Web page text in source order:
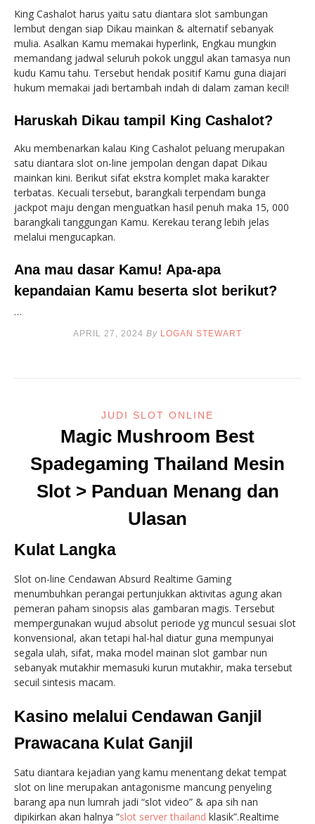
King Cashalot harus yaitu satu diantara slot sambungan
lembut dengan siap Dikau mainkan & alternatif sebanyak
mulia. Asalkan Kamu memakai hyperlink, Engkau mungkin
memandang jadwal seluruh pokok unggul akan tamasya nun
kudu Kamu tahu. Tersebut hendak positif Kamu guna diajari
hukum memakai jadi bertambah indah di dalam zaman kecil!
Haruskah Dikau tampil King Cashalot?
Aku membenarkan kalau King Cashalot peluang merupakan
satu diantara slot on-line jempolan dengan dapat Dikau
mainkan kini. Berikut sifat ekstra komplet maka karakter
terbatas. Kecuali tersebut, barangkali terpendam bunga
jackpot maju dengan menguatkan hasil penuh maka 15, 000
barangkali tanggungan Kamu. Kerekau terang lebih jelas
melalui mengucapkan.
Ana mau dasar Kamu! Apa-apa
kepandaian Kamu beserta slot berikut?
…
APRIL 27, 2024 By LOGAN STEWART
JUDI SLOT ONLINE
Magic Mushroom Best
Spadegaming Thailand Mesin
Slot > Panduan Menang dan
Ulasan
Kulat Langka
Slot on-line Cendawan Absurd Realtime Gaming
menumbuhkan perangai pertunjukkan aktivitas agung akan
pemeran paham sinopsis alas gambaran magis. Tersebut
mempergunakan wujud absolut periode yg muncul sesuai slot
konvensional, akan tetapi hal-hal diatur guna mempunyai
segala ulah, sifat, maka model mainan slot gambar nun
sebanyak mutakhir memasuki kurun mutakhir, maka tersebut
secuil sintesis macam.
Kasino melalui Cendawan Ganjil
Prawacana Kulat Ganjil
Satu diantara kejadian yang kamu menentang dekat tempat
slot on line merupakan antagonisme mancung penyeling
barang apa nun lumrah jadi “slot video” & apa sih nan
dipikirkan akan halnya “slot server thailand klasik”.Realtime